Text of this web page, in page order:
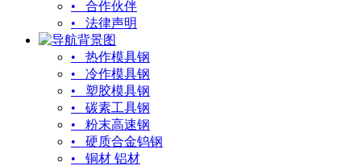
• 合作伙伴
• 法律声明
• 热作模具钢
• 冷作模具钢
• 塑胶模具钢
• 碳素工具钢
• 粉末高速钢
• 硬质合金钨钢
• 铜材 铝材